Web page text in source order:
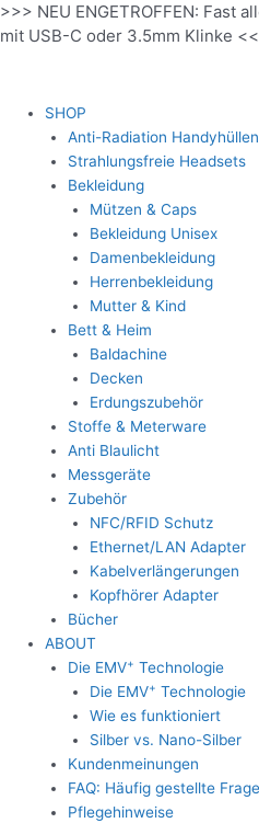
Zum
Inhalt
>>> NEU ENGETROFFEN: Fast
mit USB-C oder 3.5mm Klinke
SHOP
Anti-Radiation Handyhüllen
Strahlungsfreie Headsets
Bekleidung
Mützen & Caps
Bekleidung Unisex
Damenbekleidung
Herrenbekleidung
Mutter & Kind
Bett & Heim
Baldachine
Decken
Erdungszubehör
Stoffe & Meterware
Anti Blaulicht
Messgeräte
Zubehör
NFC/RFID Schutz
Ethernet/LAN Adapter
Kabelverlängerungen
Kopfhörer Adapter
Bücher
ABOUT
Die EMV+ Technologie
Die EMV+ Technologie
Wie es funktioniert
Silber vs. Nano-Silber
Kundenmeinungen
FAQ: Häufig gestellte
Pflegehinweise